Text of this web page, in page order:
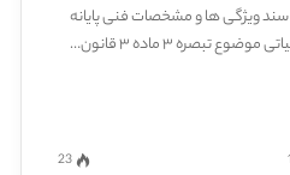
ویژگی ها و مشخصات فنی پایانه
۳ ماده ۳ قانون…
23